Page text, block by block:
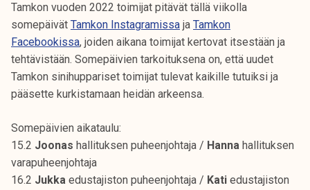
Tamkon vuoden 2022 toimijat pitävät tällä viikolla
somepäivät Tamkon Instagramissa ja Tamkon
Facebookissa, joiden aikana toimijat kertovat itsestään ja
tehtävistään. Somepäivien tarkoituksena on, että uudet
Tamkon sinihuppariset toimijat tulevat kaikille tutuiksi ja
pääsette kurkistamaan heidän arkeensa.
Somepäivien aikataulu:
15.2 Joonas hallituksen puheenjohtaja / Hanna hallituksen
varapuheenjohtaja
16.2 Jukka edustajiston puheenjohtaja / Kati edustajiston